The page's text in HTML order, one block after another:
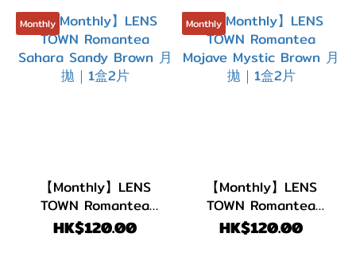
Monthly
【Monthly】LENS
TOWN Romantea
Sahara Sandy Brown
月拋｜1盒2片
HK$120.00
Monthly
【Monthly】LENS
TOWN Romantea
Mojave Mystic Brown
月拋｜1盒2片
HK$120.00